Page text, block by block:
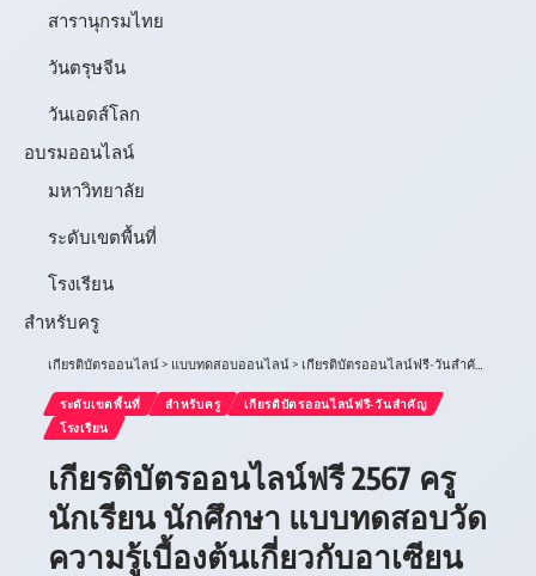
สารานุกรมไทย
วันตรุษจีน
วันเอดส์โลก
อบรมออนไลน์
มหาวิทยาลัย
ระดับเขตพื้นที่
โรงเรียน
สำหรับครู
เกียรติบัตรออนไลน์> แบบทดสอบออนไลน์> เกียรติบัตรออนไลน์ฟรี-วันสำคัญ
ระดับเขตพื้นที่ สำหรับครู
เกียรติบัตรออนไลน์ฟรี-วันสำคัญ
โรงเรียน
เกียรติบัตรออนไลน์ฟรี 2567 ครู
นักเรียน นักศึกษา แบบทดสอบวัด
ความรู้เบื้องต้นเกี่ยวกับอาเซียน